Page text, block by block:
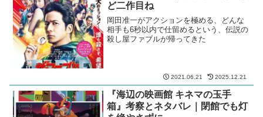
ど二作目ね
岡田准一がアクションを極める、どんな
相手も6秒以内で仕留めるという、伝説の
殺し屋ファブルが帰ってきた
2021.06.21 2025.12.21
『海辺の映画館 キネマの玉手
箱』考察とネタバレ｜閉館でも灯